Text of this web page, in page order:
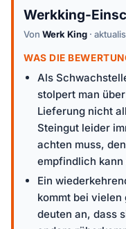
Werkking-
Von Werk King ·
WAS DIE
Als
stolpert man
Lieferung nicht
Steingut leider
achten muss,
empfindlich kann
Ein
kommt bei vielen
deuten an, dass